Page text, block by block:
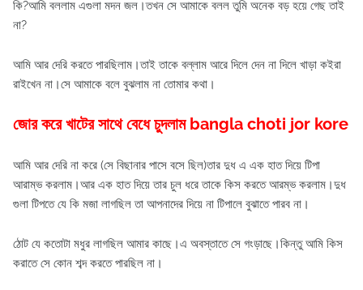
কি?আমি বললাম এগুলা মদন জল।তখন সে আমাকে বলল তুমি অনেক বড় হয়ে গেছ তাই
না?
আমি আর দেরি করতে পারছিলাম।তাই তাকে বল্লাম আরে দিলে দেন না দিলে খাড়া কইরা
রাইখেন না।সে আমাকে বলে বুঝলাম না তোমার কথা।
জোর করে খাটের সাথে বেধে চুদলাম bangla choti jor kore
আমি আর দেরি না করে (সে বিছানার পাসে বসে ছিল)তার দুধ এ এক হাত দিয়ে টিপা
আরাম্ভ করলাম।আর এক হাত দিয়ে তার চুল ধরে তাকে কিস করতে আরম্ভ করলাম।দুধ
গুলা টিপতে যে কি মজা লাগছিল তা আপনাদের দিয়ে না টিপালে বুঝাতে পারব না।
ঠোট যে কতোটা মধুর লাগছিল আমার কাছে।এ অবস্তাতে সে গংড়াছে।কিন্তু আমি কিস
করাতে সে কোন শব্দ করতে পারছিল না।